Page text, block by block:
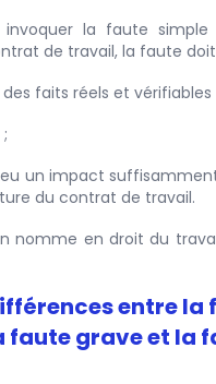
invoquer la faute
de travail, la faute
des faits réels et vérifiables
un impact
du contrat de travail.
nomme en droit du
entre la
faute grave et la